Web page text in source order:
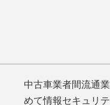
中古車業者間流通
めて情報セキュリ